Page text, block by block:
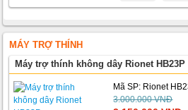
MÁY TRỢ THÍNH
Máy trợ thính không dây Rionet HB23P
Mã SP: Rionet
3.000.000 VNĐ